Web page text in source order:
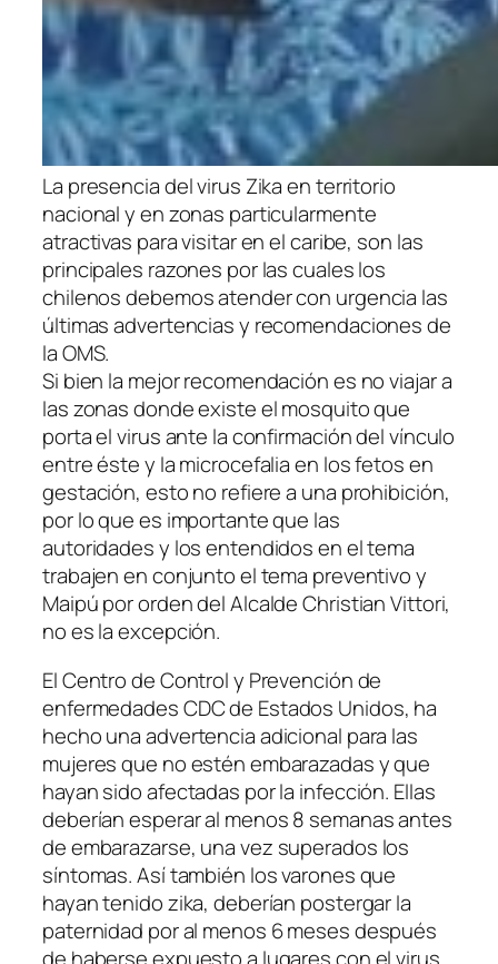
La presencia del virus Zika en territorio
nacional y en zonas particularmente
atractivas para visitar en el caribe, son las
principales razones por las cuales los
chilenos debemos atender con urgencia las
últimas advertencias y recomendaciones de
la OMS.
Si bien la mejor recomendación es no viajar a
las zonas donde existe el mosquito que
porta el virus ante la confirmación del vínculo
entre éste y la microcefalia en los fetos en
gestación, esto no refiere a una prohibición,
por lo que es importante que las
autoridades y los entendidos en el tema
trabajen en conjunto el tema preventivo y
Maipú por orden del Alcalde Christian Vittori,
no es la excepción.
El Centro de Control y Prevención de
enfermedades CDC de Estados Unidos, ha
hecho una advertencia adicional para las
mujeres que no estén embarazadas y que
hayan sido afectadas por la infección. Ellas
deberían esperar al menos 8 semanas antes
de embarazarse, una vez superados los
síntomas. Así también los varones que
hayan tenido zika, deberían postergar la
paternidad por al menos 6 meses después